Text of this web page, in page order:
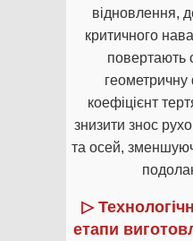
відновлення,
критичного
повертають
коефіцієнт
знизити знос
та осей,
▷
етапи